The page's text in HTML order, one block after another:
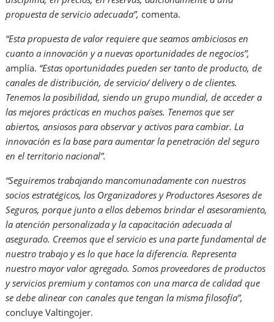
propuesta de servicio adecuada”, comenta.
“Esta propuesta de valor requiere que seamos ambiciosos en
cuanto a innovación y a nuevas oportunidades de negocios”,
amplía. “Estas oportunidades pueden ser tanto de producto, de
canales de distribución, de servicio/ delivery o de clientes.
Tenemos la posibilidad, siendo un grupo mundial, de acceder a
las mejores prácticas en muchos países. Tenemos que ser
abiertos, ansiosos para observar y activos para cambiar. La
innovación es la base para aumentar la penetración del seguro
en el territorio nacional”.
“Seguiremos trabajando mancomunadamente con nuestros
socios estratégicos, los Organizadores y Productores Asesores de
Seguros, porque junto a ellos debemos brindar el asesoramiento,
la atención personalizada y la capacitación adecuada al
asegurado. Creemos que el servicio es una parte fundamental de
nuestro trabajo y es lo que hace la diferencia. Representa
nuestro mayor valor agregado. Somos proveedores de productos
y servicios premium y contamos con una marca de calidad que
se debe alinear con canales que tengan la misma filosofía”,
concluye Valtingojer.